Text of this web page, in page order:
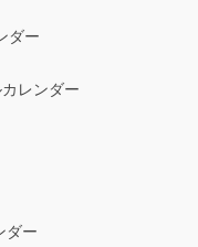
ダー
レンダー
ダー